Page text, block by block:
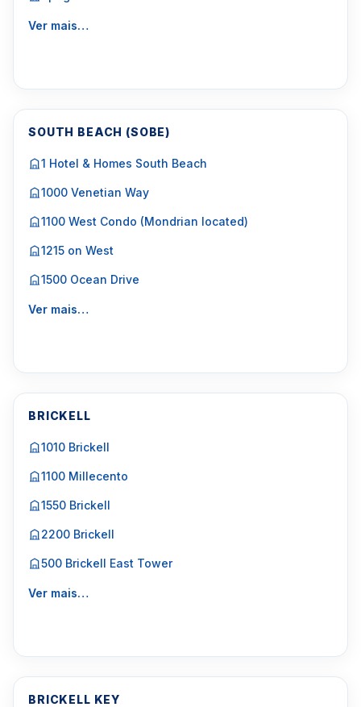
Ver mais…
SOUTH BEACH (SOBE)
1 Hotel & Homes South Beach
1000 Venetian Way
1100 West Condo (Mondrian located)
1215 on West
1500 Ocean Drive
Ver mais…
BRICKELL
1010 Brickell
1100 Millecento
1550 Brickell
2200 Brickell
500 Brickell East Tower
Ver mais…
BRICKELL KEY